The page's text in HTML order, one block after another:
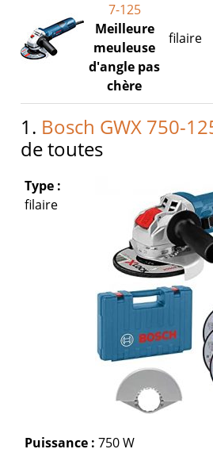
7-125
Meilleure
meuleuse
d'angle pas
chère
filaire
1. Bosch GWX 750-
de toutes
Type :
filaire
Puissance : 750 W